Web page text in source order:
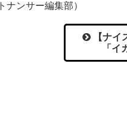
ナンサー編集部）
【ナイ
「イ